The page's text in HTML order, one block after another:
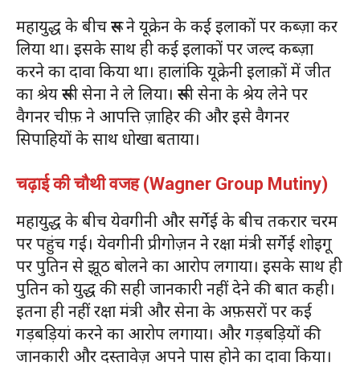
महायुद्ध के बीच रूस ने यूक्रेन के कई इलाकों पर कब्ज़ा कर
लिया था। इसके साथ ही कई इलाकों पर जल्द कब्ज़ा
करने का दावा किया था। हालांकि यूक्रेनी इलाक़ों में जीत
का श्रेय रूसी सेना ने ले लिया। रूसी सेना के श्रेय लेने पर
वैगनर चीफ़ ने आपत्ति ज़ाहिर की और इसे वैगनर
सिपाहियों के साथ धोखा बताया।
चढ़ाई की चौथी वजह (Wagner Group Mutiny)
महायुद्ध के बीच येवगीनी और सर्गेई के बीच तकरार चरम
पर पहुंच गई। येवगीनी प्रीगोज़न ने रक्षा मंत्री सर्गेई शोइगू
पर पुतिन से झूठ बोलने का आरोप लगाया। इसके साथ ही
पुतिन को युद्ध की सही जानकारी नहीं देने की बात कही।
इतना ही नहीं रक्षा मंत्री और सेना के अफ़सरों पर कई
गड़बड़ियां करने का आरोप लगाया। और गड़बड़ियों की
जानकारी और दस्तावेज़ अपने पास होने का दावा किया।